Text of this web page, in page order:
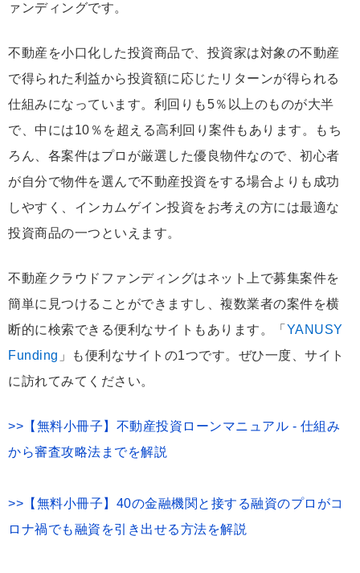
ァンディングです。
不動産を小口化した投資商品で、投資家は対象の不動産
で得られた利益から投資額に応じたリターンが得られる
仕組みになっています。利回りも5％以上のものが大半
で、中には10％を超える高利回り案件もあります。もち
ろん、各案件はプロが厳選した優良物件なので、初心者
が自分で物件を選んで不動産投資をする場合よりも成功
しやすく、インカムゲイン投資をお考えの方には最適な
投資商品の一つといえます。
不動産クラウドファンディングはネット上で募集案件を
簡単に見つけることができますし、複数業者の案件を横
断的に検索できる便利なサイトもあります。「 YANUSY
Funding 」も便利なサイトの1つです。ぜひ一度、サイト
に訪れてみてください。
>>【無料小冊子】不動産投資ローンマニュアル - 仕組み
から審査攻略法までを解説
>>【無料小冊子】40の金融機関と接する融資のプロがコ
ロナ禍でも融資を引き出せる方法を解説